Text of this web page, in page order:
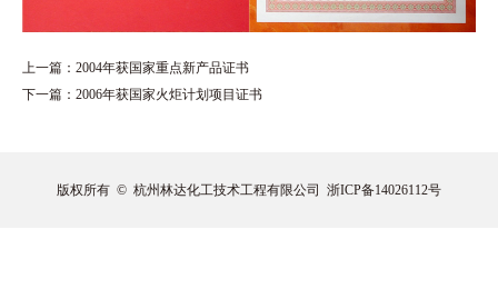
上一篇： 2004年获国家重点新产品证书
下一篇： 2006年获国家火炬计划项目证书
版权所有 © 杭州林达化工技术工程有限公司 浙ICP备14026112号